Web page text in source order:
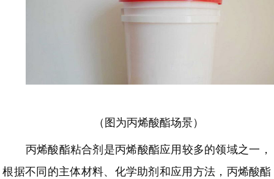
（图为丙烯酸酯场景）
丙烯酸酯粘合剂是丙烯酸酯应用较多的领域之一 ，
根据不同的主体材料、化学助剂和应用方法，丙烯酸酯